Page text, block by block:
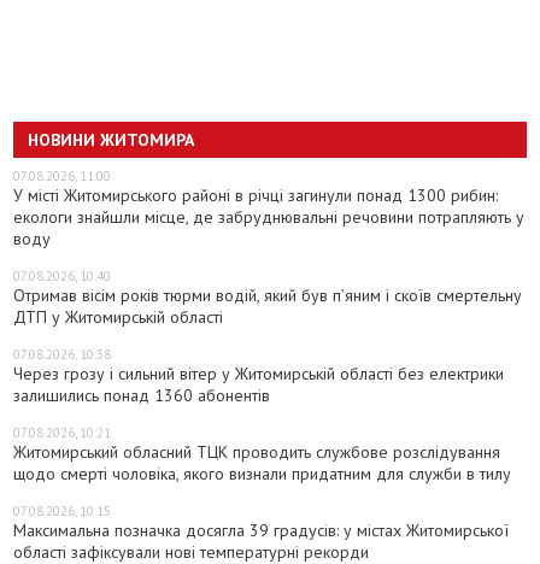
НОВИНИ ЖИТОМИРА
07.08.2026, 11:00
У місті Житомирського районі в річці загинули понад 1300 рибин:
екологи знайшли місце, де забруднювальні речовини потрапляють у
воду
07.08.2026, 10:40
Отримав вісім років тюрми водій, який був п’яним і скоїв смертельну
ДТП у Житомирській області
07.08.2026, 10:38
Через грозу і сильний вітер у Житомирській області без електрики
залишились понад 1360 абонентів
07.08.2026, 10:21
Житомирський обласний ТЦК проводить службове розслідування
щодо смерті чоловіка, якого визнали придатним для служби в тилу
07.08.2026, 10:15
Максимальна позначка досягла 39 градусів: у містах Житомирської
області зафіксували нові температурні рекорди